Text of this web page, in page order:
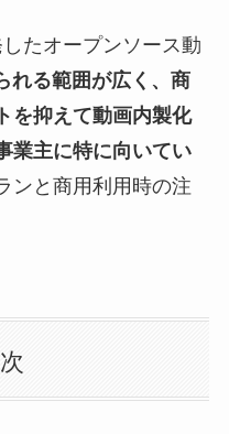
たオープンソース動
れる範囲が広く、商
を抑えて動画内製化
業主に特に向いてい
ンと商用利用時の注